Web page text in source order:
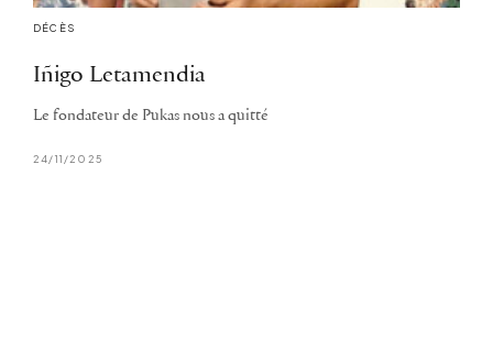
DÉCÈS
Iñigo Letamendia
Le fondateur de Pukas nous a quitté
24/11/2025